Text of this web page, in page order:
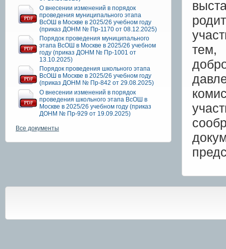
О внесении изменений в порядок
проведения муниципального этапа
ВсОШ в Москве в 2025/26 учебном году
(приказ ДОНМ № Пр-1170 от 08.12.2025)
Порядок проведения муниципального
этапа ВсОШ в Москве в 2025/26 учебном
году (приказ ДОНМ № Пр-1001 от
13.10.2025)
Порядок проведения школьного этапа
ВсОШ в Москве в 2025/26 учебном году
(приказ ДОНМ № Пр-842 от 29.08.2025)
О внесении изменений в порядок
проведения школьного этапа ВсОШ в
Москве в 2025/26 учебном году (приказ
ДОНМ № Пр-929 от 19.09.2025)
Все документы
тем,